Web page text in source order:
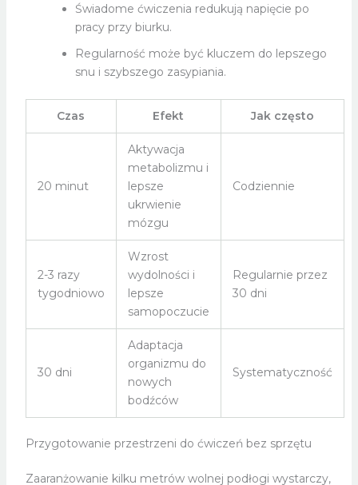
Świadome ćwiczenia redukują napięcie po
pracy przy biurku.
Regularność może być kluczem do lepszego
snu i szybszego zasypiania.
Czas Efekt Jak często
20 minut
Aktywacja
metabolizmu i
lepsze
ukrwienie
mózgu
Codziennie
2-3 razy
tygodniowo
Wzrost
wydolności i
lepsze
samopoczucie
Regularnie przez
30 dni
30 dni
Adaptacja
organizmu do
nowych
bodźców
Systematyczność
Przygotowanie przestrzeni do ćwiczeń bez sprzętu
Zaaranżowanie kilku metrów wolnej podłogi wystarczy,